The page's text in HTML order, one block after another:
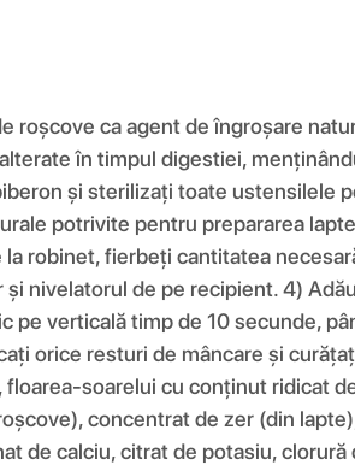
ca agent de îngroșare
în timpul digestiei,
și sterilizați toate
potrivite pentru prepararea
robinet, fierbeți cantitatea
nivelatorul de pe recipient. 4)
verticală timp de 10 secunde,
orice resturi de mâncare și
soarelui cu conținut ridicat
concentrat de zer (din
de calciu, citrat de potasiu,